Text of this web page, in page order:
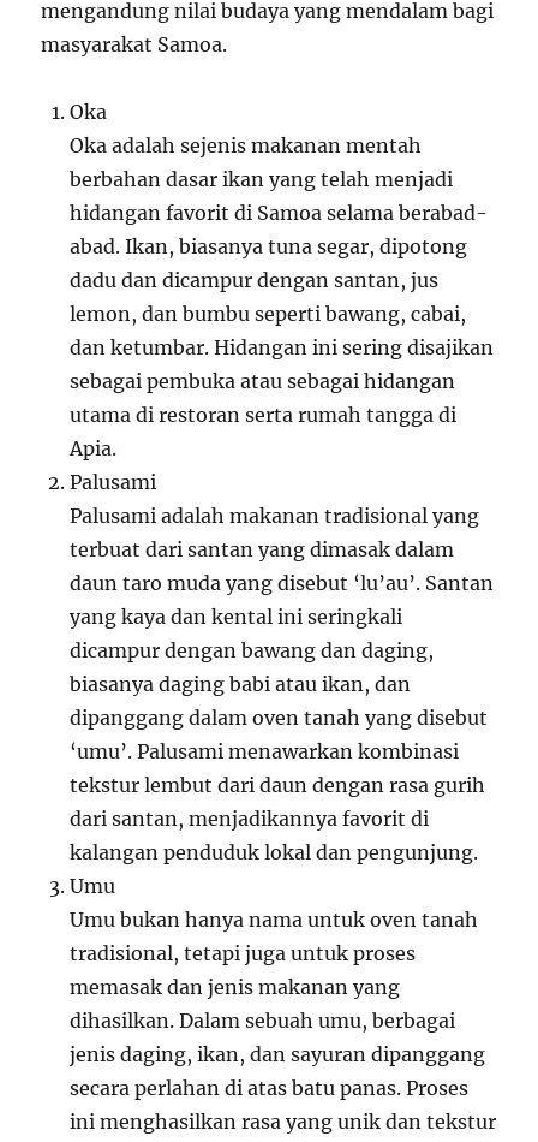
mengandung nilai budaya yang mendalam bagi
masyarakat Samoa.
Oka
Oka adalah sejenis makanan mentah
berbahan dasar ikan yang telah menjadi
hidangan favorit di Samoa selama berabad-
abad. Ikan, biasanya tuna segar, dipotong
dadu dan dicampur dengan santan, jus
lemon, dan bumbu seperti bawang, cabai,
dan ketumbar. Hidangan ini sering disajikan
sebagai pembuka atau sebagai hidangan
utama di restoran serta rumah tangga di
Apia.
Palusami
Palusami adalah makanan tradisional yang
terbuat dari santan yang dimasak dalam
daun taro muda yang disebut ‘lu’au’. Santan
yang kaya dan kental ini seringkali
dicampur dengan bawang dan daging,
biasanya daging babi atau ikan, dan
dipanggang dalam oven tanah yang disebut
‘umu’. Palusami menawarkan kombinasi
tekstur lembut dari daun dengan rasa gurih
dari santan, menjadikannya favorit di
kalangan penduduk lokal dan pengunjung.
Umu
Umu bukan hanya nama untuk oven tanah
tradisional, tetapi juga untuk proses
memasak dan jenis makanan yang
dihasilkan. Dalam sebuah umu, berbagai
jenis daging, ikan, dan sayuran dipanggang
secara perlahan di atas batu panas. Proses
ini menghasilkan rasa yang unik dan tekstur